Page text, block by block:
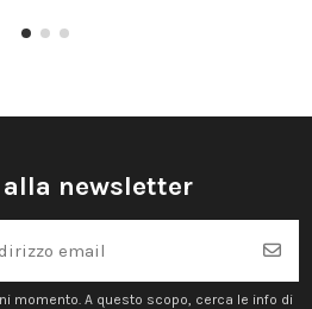
newsletter
momento. A questo scopo, cerca le info di